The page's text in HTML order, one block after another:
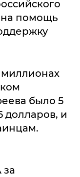
на помощь
миллионах
было 5
долларов, и